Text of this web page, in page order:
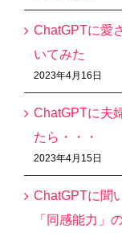
ChatGPTに愛
いてみた
2023年4月16日
ChatGPTに夫
たら・・・
2023年4月15日
ChatGPTに聞
「同感能力」